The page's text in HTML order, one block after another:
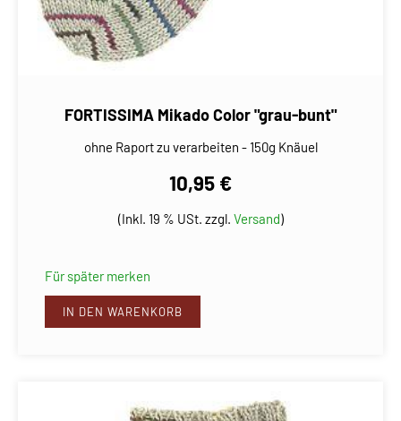
FORTISSIMA Mikado Color "grau-bunt"
ohne Raport zu verarbeiten - 150g Knäuel
10,95 €
(Inkl. 19 % USt. zzgl. Versand)
Für später merken
IN DEN WARENKORB